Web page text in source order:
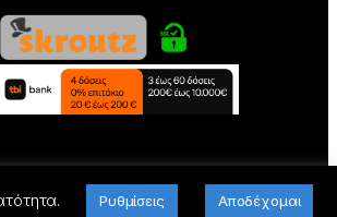
Ρυθμίσεις Αποδέχομαι